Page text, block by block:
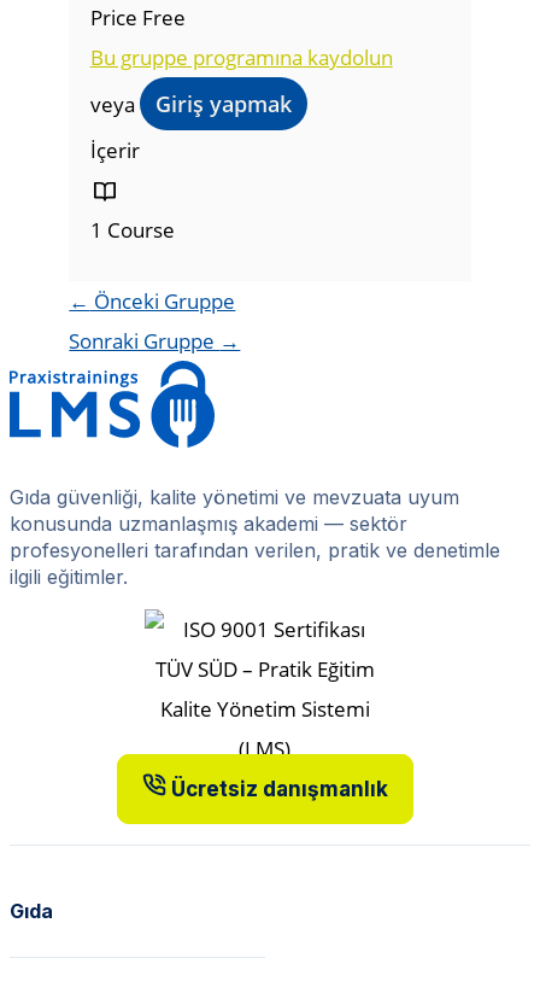
Price Free
Bu gruppe programına kaydolun
veya
Giriş yapmak
İçerir
1 Course
← Önceki Gruppe
Sonraki Gruppe →
Gıda güvenliği, kalite yönetimi ve mevzuata uyum
konusunda uzmanlaşmış akademi — sektör
profesyonelleri tarafından verilen, pratik ve denetimle
ilgili eğitimler.
Ücretsiz danışmanlık
Gıda